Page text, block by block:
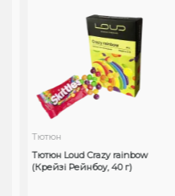
Тютюн
Тютюн Loud Crazy rainbow
(Крейзі Рейнбоу, 40 г)